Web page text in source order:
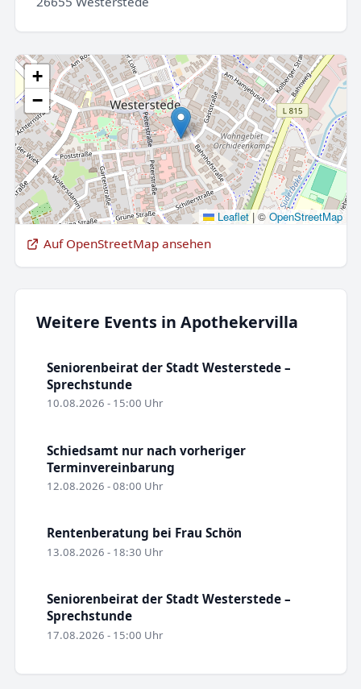
+
−
Leaflet |© OpenStreetMap
Auf OpenStreetMap ansehen
Weitere Events in Apothekervilla
Seniorenbeirat der Stadt Westerstede –
Sprechstunde
10.08.2026 - 15:00 Uhr
Schiedsamt nur nach vorheriger
Terminvereinbarung
12.08.2026 - 08:00 Uhr
Rentenberatung bei Frau Schön
13.08.2026 - 18:30 Uhr
Seniorenbeirat der Stadt Westerstede –
Sprechstunde
17.08.2026 - 15:00 Uhr